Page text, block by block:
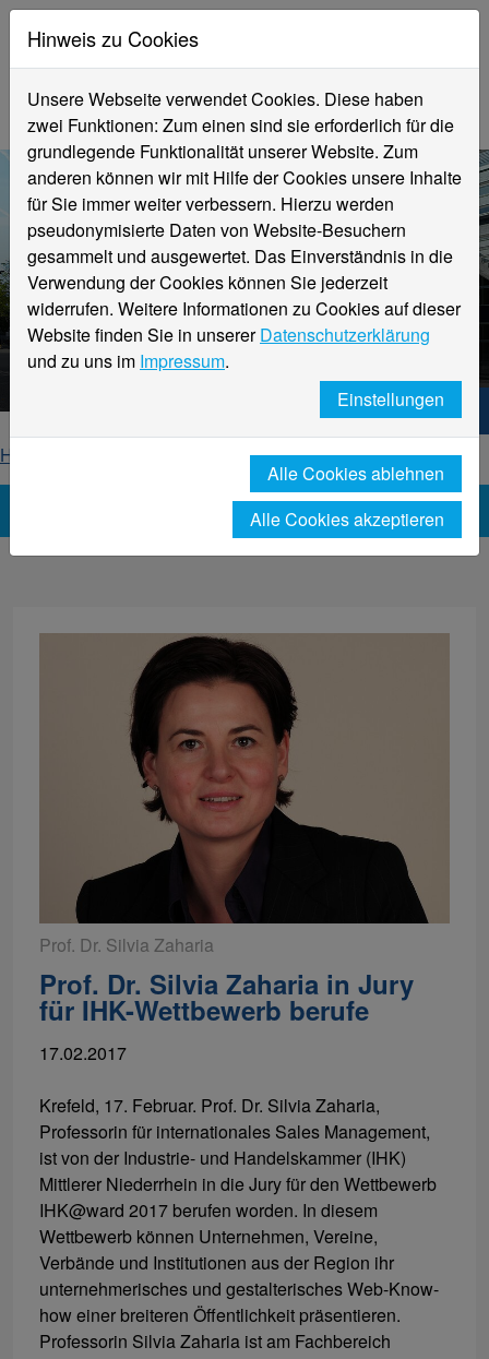
Aktuelle Meldungen
Hochschule Niederrhein
Hochschule Niederrhein. Dein Weg.
Home
News-Detailseite
Prof. Dr. Silvia Zaharia
Prof. Dr. Silvia Zaharia in Jury
für IHK-Wettbewerb berufe
17.02.2017
Krefeld, 17. Februar. Prof. Dr. Silvia Zaharia,
Professorin für internationales Sales Management,
ist von der Industrie- und Handelskammer (IHK)
Mittlerer Niederrhein in die Jury für den Wettbewerb
IHK@ward 2017 berufen worden. In diesem
Wettbewerb können Unternehmen, Vereine,
Verbände und Institutionen aus der Region ihr
unternehmerisches und gestalterisches Web-Know-
how einer breiteren Öffentlichkeit präsentieren.
Professorin Silvia Zaharia ist am Fachbereich
Hinweis zu Cookies
Unsere Webseite verwendet Cookies. Diese haben
zwei Funktionen: Zum einen sind sie erforderlich für die
grundlegende Funktionalität unserer Website. Zum
anderen können wir mit Hilfe der Cookies unsere Inhalte
für Sie immer weiter verbessern. Hierzu werden
pseudonymisierte Daten von Website-Besuchern
gesammelt und ausgewertet. Das Einverständnis in die
Verwendung der Cookies können Sie jederzeit
widerrufen. Weitere Informationen zu Cookies auf dieser
Website finden Sie in unsererDatenschutzerklärung
und zu uns im Impressum.
Einstellungen
Alle Cookies ablehnen
Alle Cookies akzeptieren